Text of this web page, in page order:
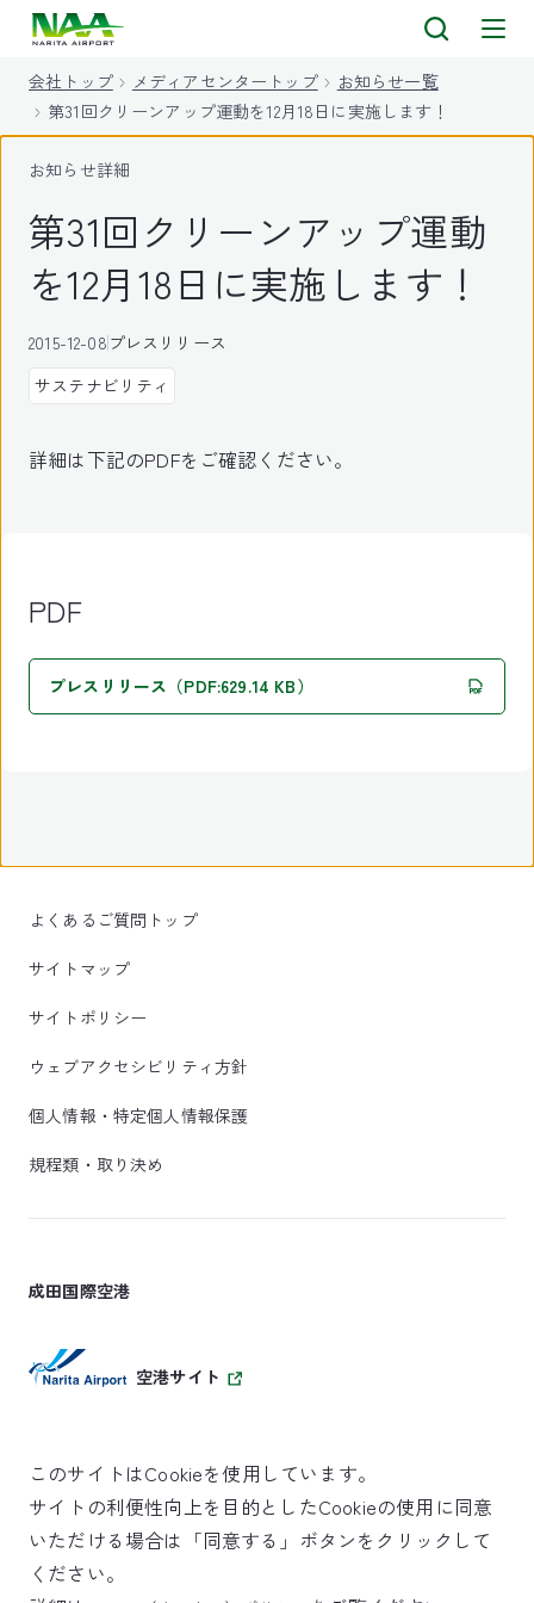
会社トップ メディアセンタートップ
お知らせ一覧
第31回クリーンアップ運動を12月18日に実施します！
お知らせ詳細
第31回クリーンアップ運動
を12月18日に実施します！
2015-12-08プレスリリース
サステナビリティ
詳細は下記のPDFをご確認ください。
PDF
プレスリリース（PDF:629.14 KB）
よくあるご質問トップ
サイトマップ
サイトポリシー
ウェブアクセシビリティ方針
個人情報・特定個人情報保護
規程類・取り決め
成田国際空港
空港サイト
SKYTRAX
5スターエアポート
このサイトはCookieを使用しています。
サイトの利便性向上を目的としたCookieの使用に同意
いただける場合は「同意する」ボタンをクリックして
ください。